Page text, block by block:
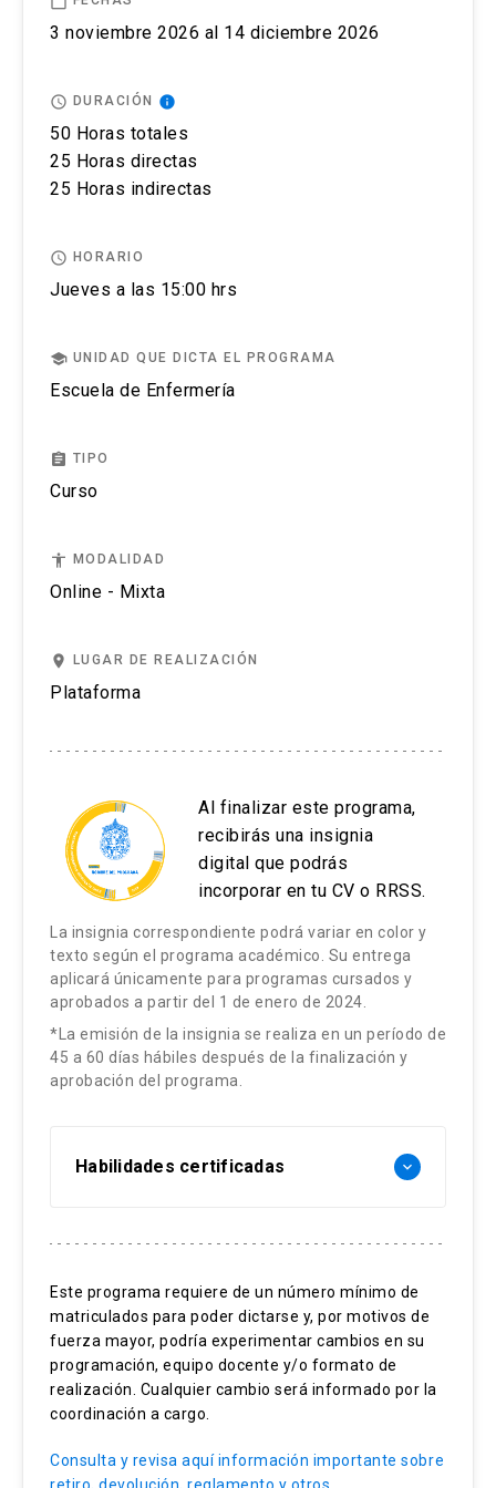
El postular no asegura el cupo, una vez inscrito o
No se tramitarán postulaciones incompletas.
Puedes revisar aquí más información importante
3 noviembre 2026 al 14 diciembre 2026
access_time DURACIÓN info
50 Horas totales
25 Horas directas
25 Horas indirectas
access_time HORARIO
Jueves a las 15:00 hrs
school UNIDAD QUE DICTA EL PROGRAMA
Escuela de Enfermería
assignment TIPO
Curso
accessibility MODALIDAD
Online - Mixta
place LUGAR DE REALIZACIÓN
Plataforma
Al finalizar este programa,
recibirás una insignia
digital que podrás
incorporar en tu CV o RRSS.
La insignia correspondiente podrá variar en color y
texto según el programa académico. Su entrega
aplicará únicamente para programas cursados y
aprobados a partir del 1 de enero de 2024.
*La emisión de la insignia se realiza en un período de
45 a 60 días hábiles después de la finalización y
aprobación del programa.
Habilidades certificadas keyboard_arrow_down
Ciclo PDCA
Indicadores de calidad
Este programa requiere de un número mínimo de
matriculados para poder dictarse y, por motivos de
fuerza mayor, podría experimentar cambios en su
programación, equipo docente y/o formato de
realización. Cualquier cambio será informado por la
coordinación a cargo.
Consulta y revisa aquí información importante sobre
retiro, devolución, reglamento y otros.